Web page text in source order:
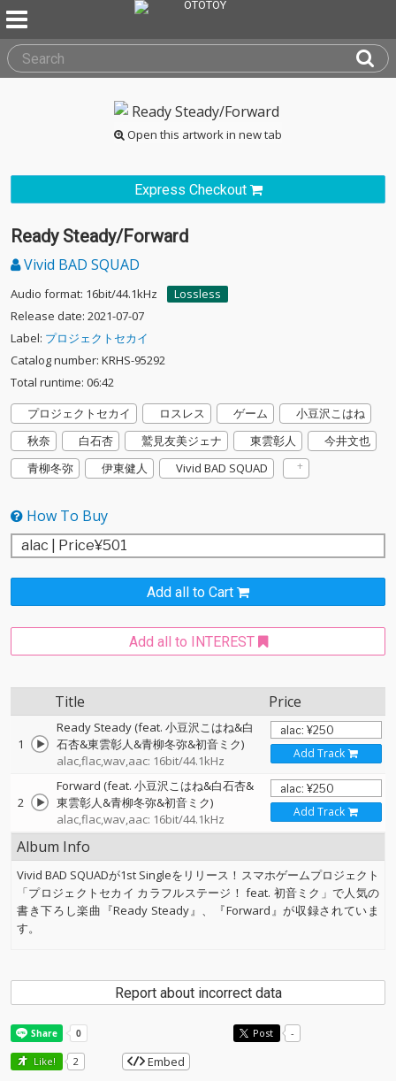
Open this artwork in new tab
Express Checkout
Ready Steady/Forward
Vivid BAD SQUAD
Audio format: 16bit/44.1kHz
Lossless
Release date: 2021-07-07
Label: プロジェクトセカイ
Catalog number: KRHS-95292
Total runtime: 06:42
プロジェクトセカイ
ロスレス ゲーム
小豆沢こはね
秋奈
白石杏 鷲見友美ジェナ 東雲彰人
今井文也
青柳冬弥
伊東健人 Vivid BAD SQUAD
How To Buy
Add all to Cart
Add all to INTEREST
Title Price
1
Ready Steady (feat. 小豆沢こはね&白
石杏&東雲彰人&青柳冬弥&初音ミク)
alac,flac,wav,aac: 16bit/44.1kHz
Add Track
2
Forward (feat. 小豆沢こはね&白石杏&
東雲彰人&青柳冬弥&初音ミク)
alac,flac,wav,aac: 16bit/44.1kHz
Add Track
Album Info
Vivid BAD SQUADが1st Singleをリリース！スマホゲームプロジェクト
「プロジェクトセカイ カラフルステージ！ feat. 初音ミク」で人気の
書き下ろし楽曲『Ready Steady』、『Forward』が収録されていま
す。
Report about incorrect data
Post -
Like! 2 Embed